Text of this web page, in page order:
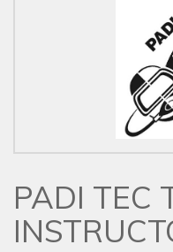
PADI TEC